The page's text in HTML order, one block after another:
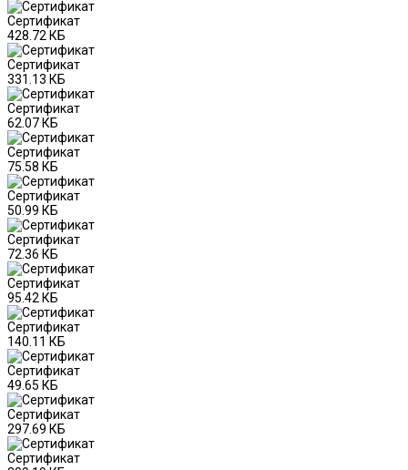
Сертификат
428.72 КБ
Сертификат
331.13 КБ
Сертификат
62.07 КБ
Сертификат
75.58 КБ
Сертификат
50.99 КБ
Сертификат
72.36 КБ
Сертификат
95.42 КБ
Сертификат
140.11 КБ
Сертификат
49.65 КБ
Сертификат
297.69 КБ
Сертификат